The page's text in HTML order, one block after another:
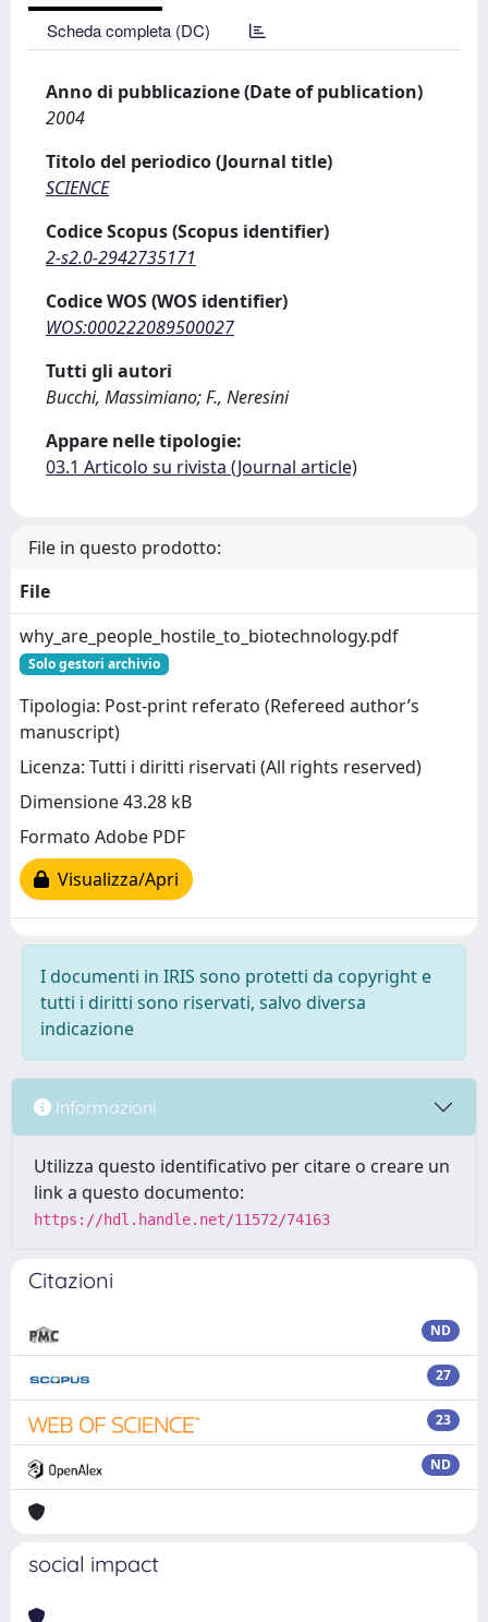
Scheda completa (DC)
Anno di pubblicazione (Date of publication)
2004
Titolo del periodico (Journal title)
SCIENCE
Codice Scopus (Scopus identifier)
2-s2.0-2942735171
Codice WOS (WOS identifier)
WOS:000222089500027
Tutti gli autori
Bucchi, Massimiano; F., Neresini
Appare nelle tipologie:
03.1 Articolo su rivista (Journal article)
File in questo prodotto:
File
why_are_people_hostile_to_biotechnology.pdf
Solo gestori archivio
Tipologia: Post-print referato (Refereed author’s
manuscript)
Licenza: Tutti i diritti riservati (All rights reserved)
Dimensione 43.28 kB
Formato Adobe PDF
Visualizza/Apri
I documenti in IRIS sono protetti da copyright e
tutti i diritti sono riservati, salvo diversa
indicazione
Informazioni
Utilizza questo identificativo per citare o creare un
link a questo documento:
https://hdl.handle.net/11572/74163
Citazioni
ND
27
23
ND
social impact